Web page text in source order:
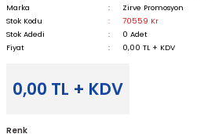
Marka
Zirve Promosyon
Stok Kodu
70559 Kr
Stok Adedi
0 Adet
Fiyat
0,00 TL + KDV
0,00 TL + KDV
Renk